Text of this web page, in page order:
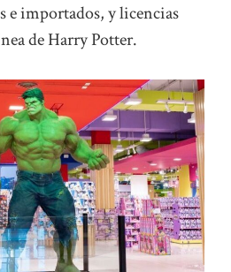
e importados, y licencias
de Harry Potter.